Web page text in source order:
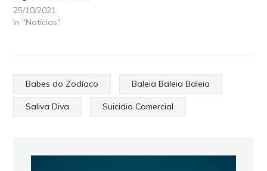
25/10/2021
In "Notícias"
Babes do Zodíaco Baleia Baleia Baleia
Saliva Diva Suicidio Comercial